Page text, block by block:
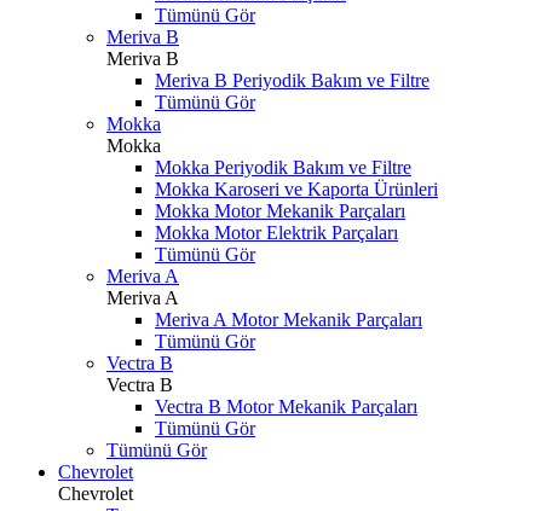
Tümünü Gör
Meriva B
Meriva B
Meriva B Periyodik Bakım ve Filtre
Tümünü Gör
Mokka
Mokka
Mokka Periyodik Bakım ve Filtre
Mokka Karoseri ve Kaporta Ürünleri
Mokka Motor Mekanik Parçaları
Mokka Motor Elektrik Parçaları
Tümünü Gör
Meriva A
Meriva A
Meriva A Motor Mekanik Parçaları
Tümünü Gör
Vectra B
Vectra B
Vectra B Motor Mekanik Parçaları
Tümünü Gör
Tümünü Gör
Chevrolet
Chevrolet